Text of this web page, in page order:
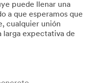
puede llenar una
a que esperamos que
cualquier unión
larga expectativa de